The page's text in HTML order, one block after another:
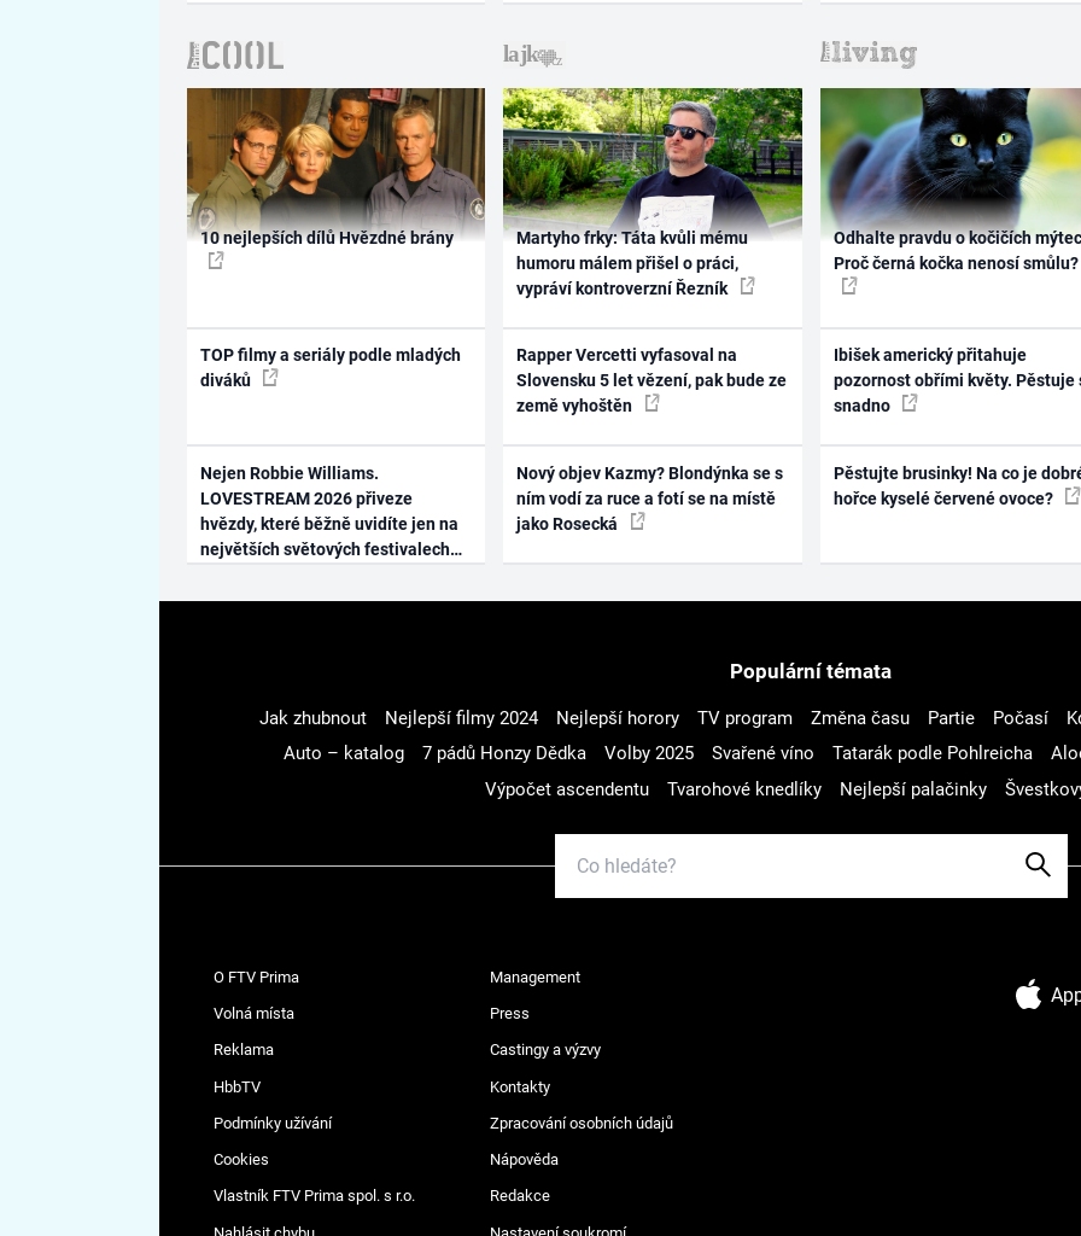
10 nejlepších dílů Hvězdné brány
TOP filmy a seriály podle mladých
diváků
Nejen Robbie Williams.
LOVESTREAM 2026 přiveze
hvězdy, které běžně uvidíte jen na
největších světových festivalech
Martyho frky: Táta kvůli mému
humoru málem přišel o práci,
vypráví kontroverzní Řezník
Rapper Vercetti vyfasoval na
Slovensku 5 let vězení, pak bude ze
země vyhoštěn
Nový objev Kazmy? Blondýnka se s
ním vodí za ruce a fotí se na místě
jako Rosecká
Odhalte pravdu o kočičích
Proč černá kočka nenosí smůlu?
Ibišek americký přitahuje
pozornost obřími květy. Pěstuje
snadno
Pěstujte brusinky! Na co je
hořce kyselé červené ovoce?
Populární témata
Jak zhubnout Nejlepší filmy 2024 Nejlepší horory TV program Změna času Partie Počasí
Auto – katalog
7 pádů Honzy Dědka Volby 2025 Svařené víno Tatarák podle Pohlreicha
Výpočet ascendentu
Tvarohové knedlíky Nejlepší palačinky
O FTV Prima Management
Volná místa Press
Reklama Castingy a výzvy
HbbTV Kontakty
Podmínky užívání Zpracování osobních údajů
Cookies Nápověda
Vlastník FTV Prima spol. s r.o. Redakce